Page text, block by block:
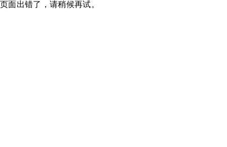
页面出错了，请稍候再试。